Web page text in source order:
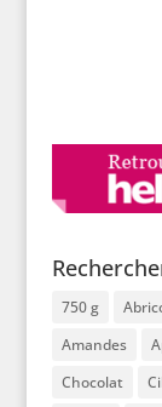
750 g
Amandes
Chocolat